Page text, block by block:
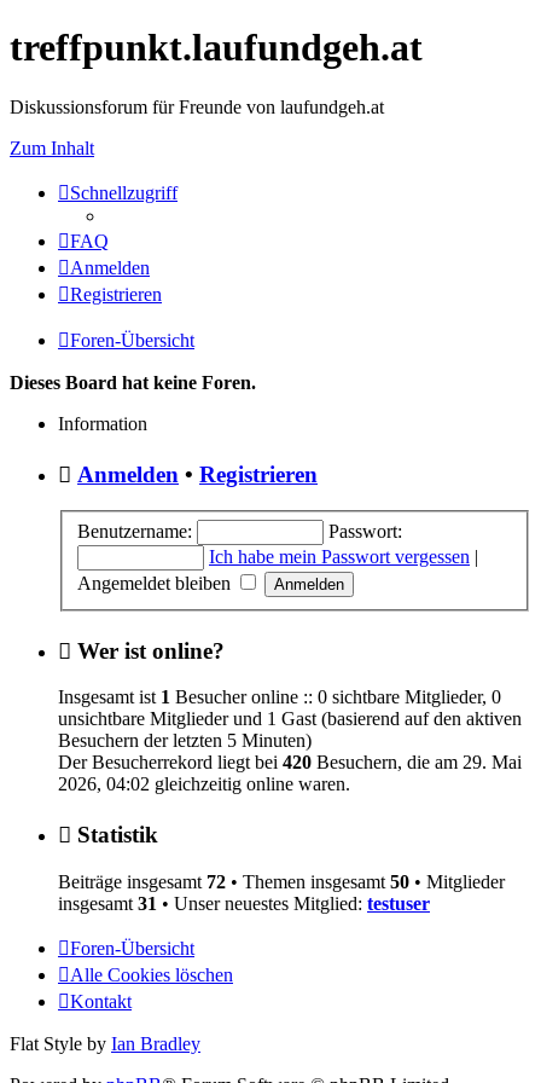
treffpunkt.laufundgeh.at
Diskussionsforum für Freunde von laufundgeh.at
Zum Inhalt
Schnellzugriff
FAQ
Anmelden
Registrieren
Foren-Übersicht
Dieses Board hat keine Foren.
Information
Anmelden • Registrieren
Benutzername:
Passwort:
Ich habe mein Passwort vergessen |
Angemeldet bleiben
Wer ist online?
Insgesamt ist 1 Besucher online :: 0 sichtbare Mitglieder, 0
unsichtbare Mitglieder und 1 Gast (basierend auf den aktiven
Besuchern der letzten 5 Minuten)
Der Besucherrekord liegt bei 420 Besuchern, die am 29. Mai
2026, 04:02 gleichzeitig online waren.
Statistik
Beiträge insgesamt 72 • Themen insgesamt 50 • Mitglieder
insgesamt 31 • Unser neuestes Mitglied: testuser
Foren-Übersicht
Alle Cookies löschen
Kontakt
Flat Style by Ian Bradley